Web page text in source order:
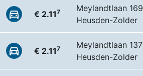
€ 2.117
Meylandtlaan 169
Heusden-Zolder
€ 2.117
Meylandtlaan 137
Heusden-Zolder